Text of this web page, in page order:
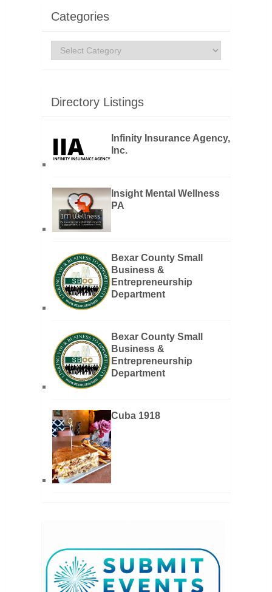
Categories
Categories
Directory Listings
Infinity Insurance Agency,
Inc.
Insight Mental Wellness
PA
Bexar County Small
Business &
Entrepreneurship
Department
Bexar County Small
Business &
Entrepreneurship
Department
Cuba 1918